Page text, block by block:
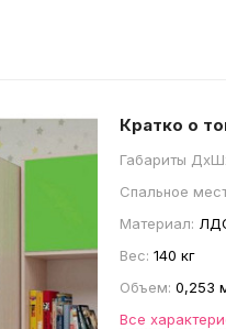
Кратко о
Габариты
Спальное
Материал:
Вес: 140 кг
Объем: 0,253
Все